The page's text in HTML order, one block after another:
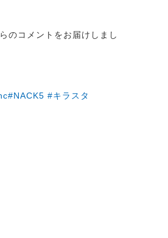
のコメントをお届けしまし
#NACK5 #キラスタ